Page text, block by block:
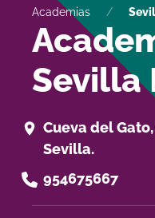
Academias
Sevilla
Cueva del
Sevilla.
954675667